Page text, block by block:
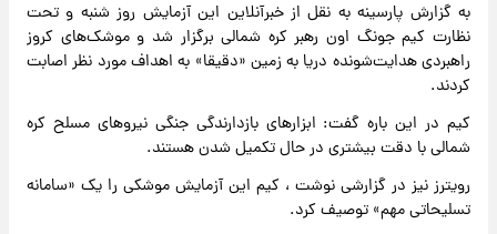
به گزارش پارسینه به نقل از خبرآنلاین این آزمایش روز شنبه و تحت
نظارت کیم جونگ اون رهبر کره شمالی برگزار شد و موشک‌های کروز
راهبردی هدایت‌شونده دریا به زمین «دقیقا» به اهداف مورد نظر اصابت
کردند.
کیم در این باره گفت: ابزارهای بازدارندگی جنگی نیروهای مسلح کره
شمالی با دقت بیشتری در حال تکمیل شدن هستند.
رویترز نیز در گزارشی نوشت ، کیم این آزمایش موشکی را یک «سامانه
تسلیحاتی مهم» توصیف کرد.